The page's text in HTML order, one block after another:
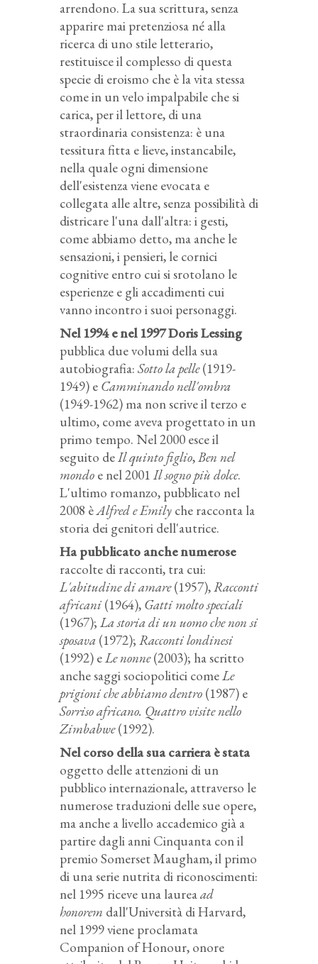
arrendono. La sua scrittura, senza
apparire mai pretenziosa né alla
ricerca di uno stile letterario,
restituisce il complesso di questa
specie di eroismo che è la vita stessa
come in un velo impalpabile che si
carica, per il lettore, di una
straordinaria consistenza: è una
tessitura fitta e lieve, instancabile,
nella quale ogni dimensione
dell'esistenza viene evocata e
collegata alle altre, senza possibilità di
districare l'una dall'altra: i gesti,
come abbiamo detto, ma anche le
sensazioni, i pensieri, le cornici
cognitive entro cui si srotolano le
esperienze e gli accadimenti cui
vanno incontro i suoi personaggi.
Nel 1994 e nel 1997 Doris Lessing
pubblica due volumi della sua
autobiografia: Sotto la pelle(1919-
1949) e Camminando nell'ombra
(1949-1962) ma non scrive il terzo e
ultimo, come aveva progettato in un
primo tempo. Nel 2000 esce il
seguito deIl quinto figlio,Ben nel
mondo e nel 2001 Il sogno più dolce.
L'ultimo romanzo, pubblicato nel
2008 èAlfred e Emily che racconta la
storia dei genitori dell'autrice.
Ha pubblicato anche numerose
raccolte di racconti, tra cui:
L'abitudine di amare(1957),Racconti
africani (1964), Gatti molto speciali
(1967); La storia di un uomo che non si
sposava (1972); Racconti londinesi
(1992) eLe nonne(2003); ha scritto
anche saggi sociopolitici comeLe
prigioni che abbiamo dentro (1987) e
Sorriso africano. Quattro visite nello
Zimbabwe(1992).
Nel corso della sua carriera è stata
oggetto delle attenzioni di un
pubblico internazionale, attraverso le
numerose traduzioni delle sue opere,
ma anche a livello accademico già a
partire dagli anni Cinquanta con il
premio Somerset Maugham, il primo
di una serie nutrita di riconoscimenti:
nel 1995 riceve una laureaad
honorem dall'Università di Harvard,
nel 1999 viene proclamata
Companion of Honour, onore